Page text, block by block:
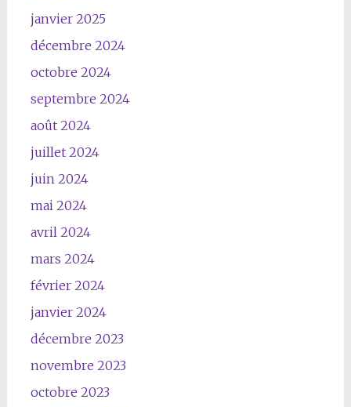
janvier 2025
décembre 2024
octobre 2024
septembre 2024
août 2024
juillet 2024
juin 2024
mai 2024
avril 2024
mars 2024
février 2024
janvier 2024
décembre 2023
novembre 2023
octobre 2023